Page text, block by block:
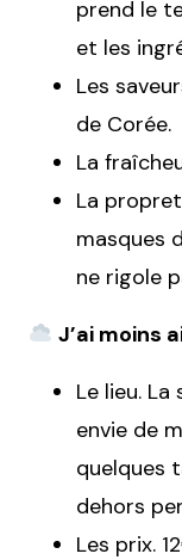
prend le
et les
Les
de Corée.
La
La
masques
ne rigole
J’ai moins
Le lieu.
envie de
quelques
dehors
Les prix.